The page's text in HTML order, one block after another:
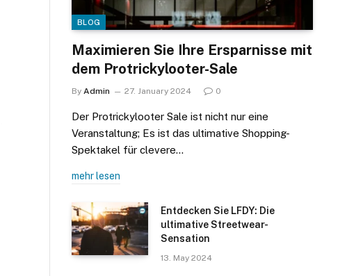
BLOG
Maximieren Sie Ihre Ersparnisse mit
dem Protrickylooter-Sale
By Admin 27. January 2024 0
Der Protrickylooter Sale ist nicht nur eine
Veranstaltung; Es ist das ultimative Shopping-
Spektakel für clevere…
mehr lesen
Entdecken Sie LFDY: Die
ultimative Streetwear-
Sensation
13. May 2024